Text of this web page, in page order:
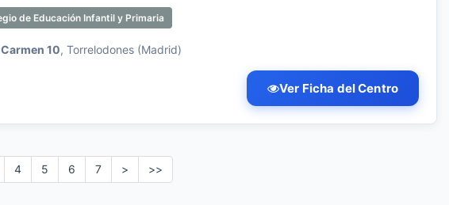
de Educación Infantil y Primaria
10, Torrelodones (Madrid)
Ver Ficha del Centro
4 5 6 7 > >>